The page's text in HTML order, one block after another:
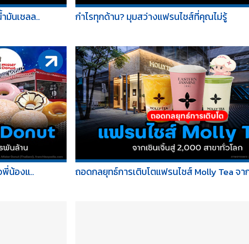
มันเชลล.. กำไรทุกด้าน? มุมสว่างแฟรนไชส์ที่คุณไม่รู้
พี่น้องแ.. ถอดกลยุทธ์การเติบโตแฟรนไชส์ Molly Tea จา